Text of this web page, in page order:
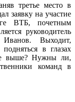
третье место в
заявку на участие
ВТБ, почетным
руководитель
Иванов. Выходит,
в глазах
выше? Нужны ли,
команд в